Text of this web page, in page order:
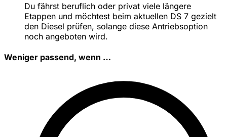
Du fährst beruflich oder privat viele längere
Etappen und möchtest beim aktuellen DS 7 gezielt
den Diesel prüfen, solange diese Antriebsoption
noch angeboten wird.
Weniger passend, wenn …